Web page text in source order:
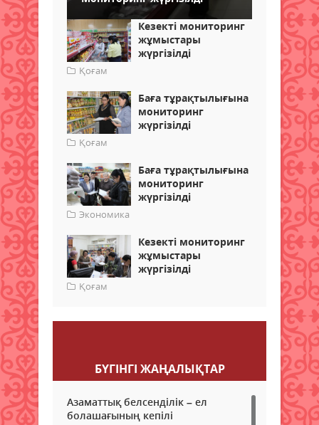
Кезекті мониторинг
жұмыстары
жүргізілді
Қоғам
Баға тұрақтылығына
мониторинг
жүргізілді
Қоғам
Баға тұрақтылығына
мониторинг
жүргізілді
Экономика
Кезекті мониторинг
жұмыстары
жүргізілді
Қоғам
БҮГІНГI ЖАҢАЛЫҚТАР
Азаматтық белсенділік – ел
болашағының кепілі